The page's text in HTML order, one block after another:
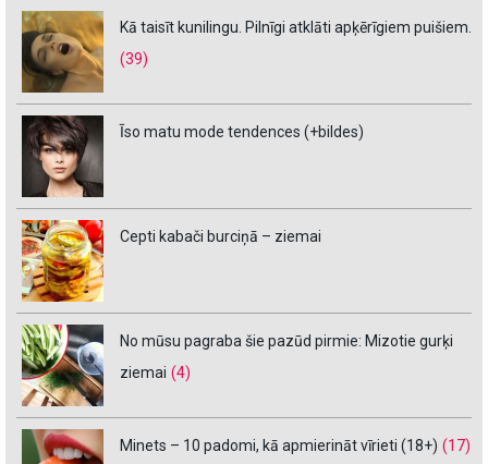
Kā taisīt kunilingu. Pilnīgi atklāti apķērīgiem puišiem.
(39)
Īso matu mode tendences (+bildes)
Cepti kabači burciņā – ziemai
No mūsu pagraba šie pazūd pirmie: Mizotie gurķi
ziemai (4)
Minets – 10 padomi, kā apmierināt vīrieti (18+) (17)